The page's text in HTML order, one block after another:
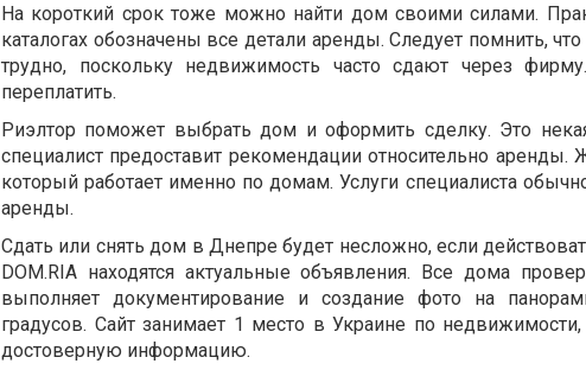
На короткий срок тоже можно найти дом своими силами.
каталогах обозначены все детали аренды. Следует помнить,
трудно, поскольку недвижимость часто сдают через
переплатить.
Риэлтор поможет выбрать дом и оформить сделку. Это
специалист предоставит рекомендации относительно аренды.
который работает именно по домам. Услуги специалиста
аренды.
Сдать или снять дом в Днепре будет несложно, если
DOM.RIA находятся актуальные объявления. Все дома
выполняет документирование и создание фото на
градусов. Сайт занимает 1 место в Украине по недвижимости,
достоверную информацию.